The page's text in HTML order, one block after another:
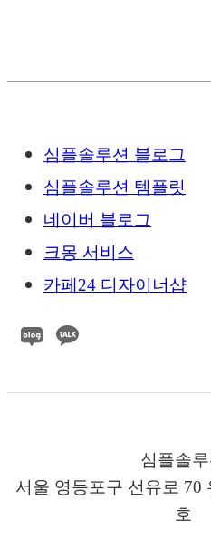
심플솔루션 블로그
심플솔루션 템플릿
네이버 블로그
크몽 서비스
카페24 디자이너샵
심플솔루
서울 영등포구 선유로 70
호